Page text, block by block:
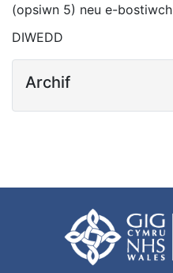
(opsiwn 5) neu e-bostiwch
DIWEDD
Archif